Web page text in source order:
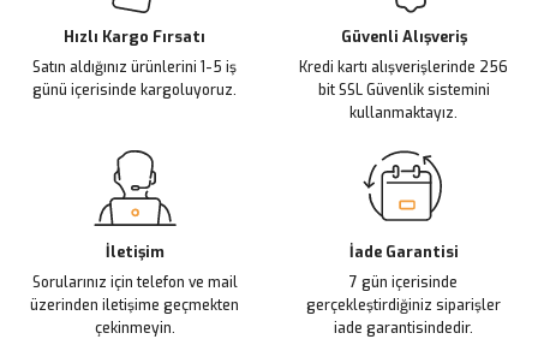
Hızlı Kargo Fırsatı
Satın aldığınız ürünlerini 1-5 iş
günü içerisinde kargoluyoruz.
Güvenli Alışveriş
Kredi kartı alışverişlerinde 256
bit SSL Güvenlik sistemini
kullanmaktayız.
İletişim
Sorularınız için telefon ve mail
üzerinden iletişime geçmekten
çekinmeyin.
İade Garantisi
7 gün içerisinde
gerçekleştirdiğiniz siparişler
iade garantisindedir.